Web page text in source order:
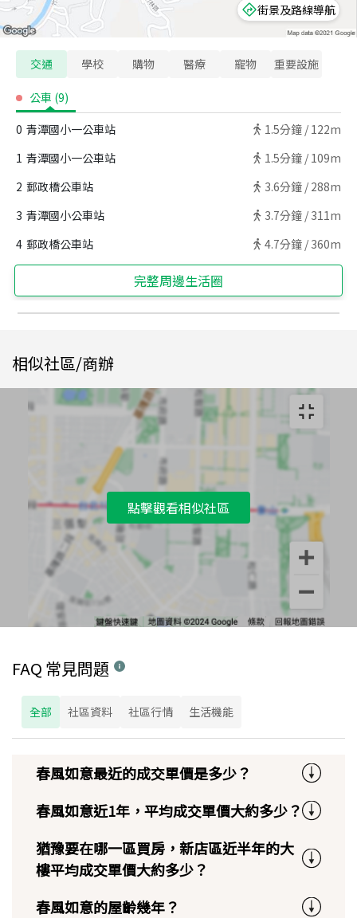
街景及路線導航
交通 學校 購物 醫療 寵物 重要設施
公車 (9)
0 青潭國小一公車站 1.5分鐘 / 122m
1 青潭國小一公車站 1.5分鐘 / 109m
2 郵政橋公車站 3.6分鐘 / 288m
3 青潭國小公車站 3.7分鐘 / 311m
4 郵政橋公車站 4.7分鐘 / 360m
完整周邊生活圈
相似社區/商辦
點擊觀看相似社區
FAQ 常見問題
全部 社區資料 社區行情 生活機能
春風如意最近的成交單價是多少？
春風如意近1年，平均成交單價大約多少？
猶豫要在哪一區買房，新店區近半年的大
樓平均成交單價大約多少？
春風如意的屋齡幾年？